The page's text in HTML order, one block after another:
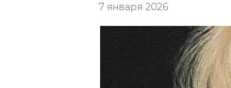
7 января 2026